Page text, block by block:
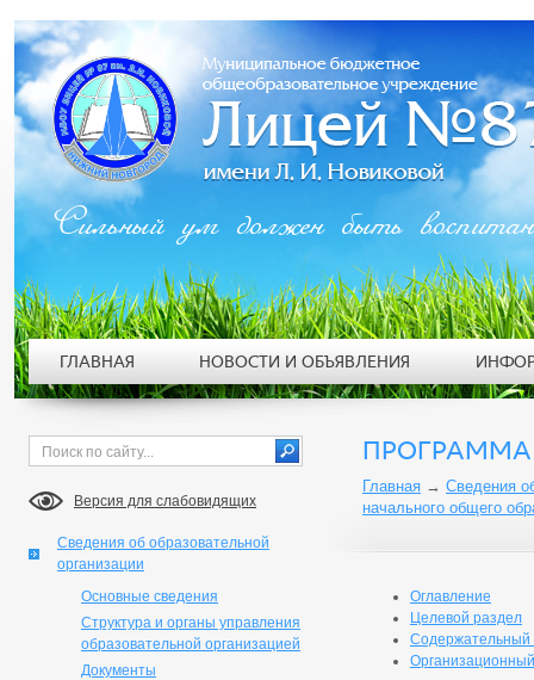
Версия для слабовидящих
Сведения об образовательной
организации
Основные сведения
Структура и органы управления
образовательной организацией
Документы
Главная → Сведения
начального общего
Оглавление
Целевой раздел
Содержательный
Сильный ум должен быть
ГЛАВНАЯ НОВОСТИ И ОБЪЯВЛЕНИЯ